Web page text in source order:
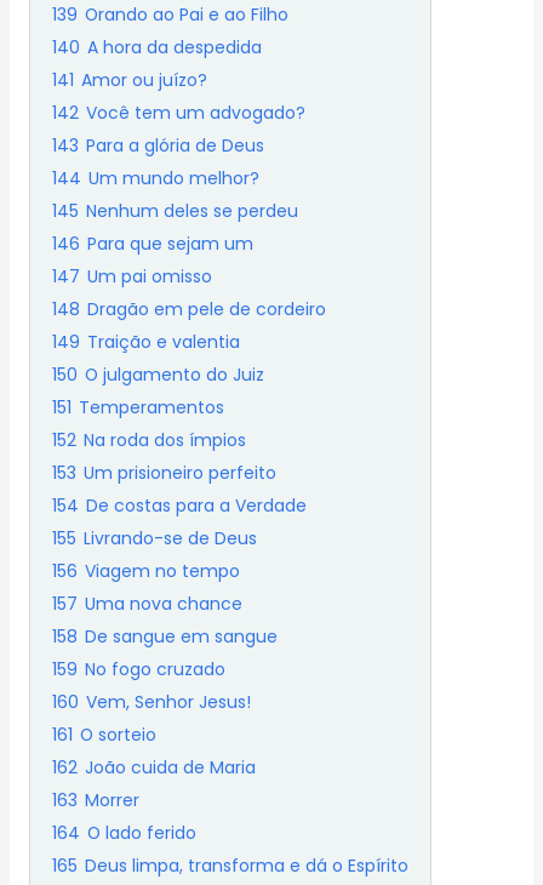
139 Orando ao Pai e ao Filho
140 A hora da despedida
141 Amor ou juízo?
142 Você tem um advogado?
143 Para a glória de Deus
144 Um mundo melhor?
145 Nenhum deles se perdeu
146 Para que sejam um
147 Um pai omisso
148 Dragão em pele de cordeiro
149 Traição e valentia
150 O julgamento do Juiz
151 Temperamentos
152 Na roda dos ímpios
153 Um prisioneiro perfeito
154 De costas para a Verdade
155 Livrando-se de Deus
156 Viagem no tempo
157 Uma nova chance
158 De sangue em sangue
159 No fogo cruzado
160 Vem, Senhor Jesus!
161 O sorteio
162 João cuida de Maria
163 Morrer
164 O lado ferido
165 Deus limpa, transforma e dá o Espírito